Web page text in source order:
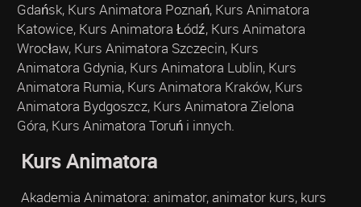
Gdańsk, Kurs Animatora Poznań, Kurs Animatora
Katowice, Kurs Animatora Łódź, Kurs Animatora
Wrocław, Kurs Animatora Szczecin, Kurs
Animatora Gdynia, Kurs Animatora Lublin, Kurs
Animatora Rumia, Kurs Animatora Kraków, Kurs
Animatora Bydgoszcz, Kurs Animatora Zielona
Góra, Kurs Animatora Toruń i innych.
Kurs Animatora
Akademia Animatora: animator, animator kurs, kurs